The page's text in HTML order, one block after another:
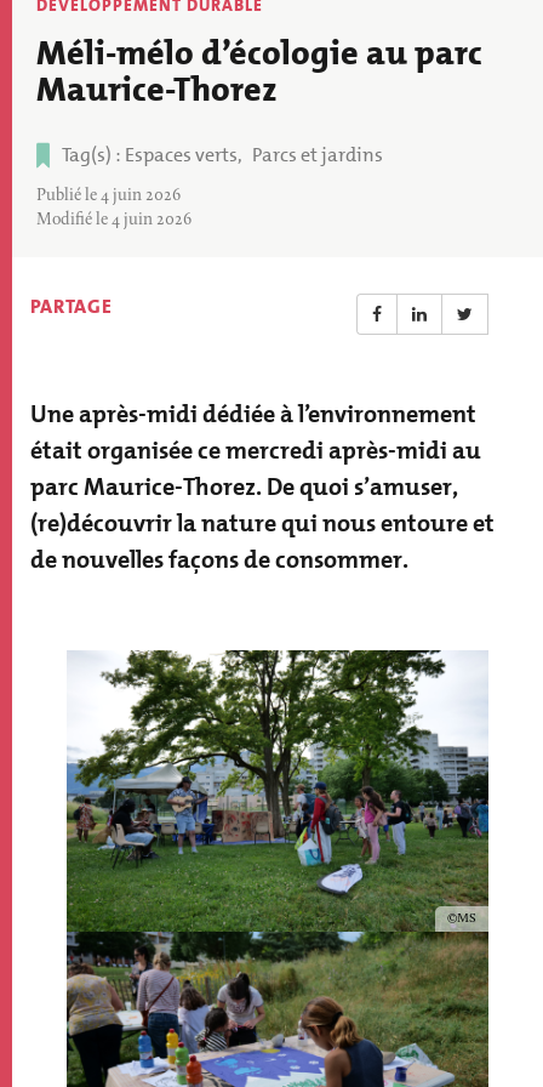
actu
DÉVELOPPEMENT DURABLE
Méli-mélo d’écologie au parc
Maurice-Thorez
Tag(s) Tags
Espaces verts Parcs et jardins
Publié le 4 juin 2026
Modifié le 4 juin 2026
PARTAGE
Résumé
actualité
Une après-midi dédiée à l’environnement
était organisée ce mercredi après-midi au
parc Maurice-Thorez. De quoi s’amuser,
(re)découvrir la nature qui nous entoure et
de nouvelles façons de consommer.
Image
Image
Copyright
MS
Image